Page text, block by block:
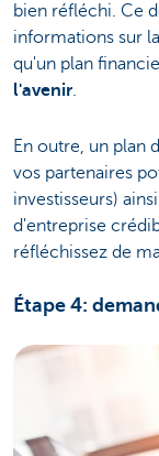
bien réfléchi. Ce
informations sur
qu'un plan
l'avenir.
En outre, un plan
vos partenaires
investisseurs)
d'entreprise
réfléchissez de
Étape 4: